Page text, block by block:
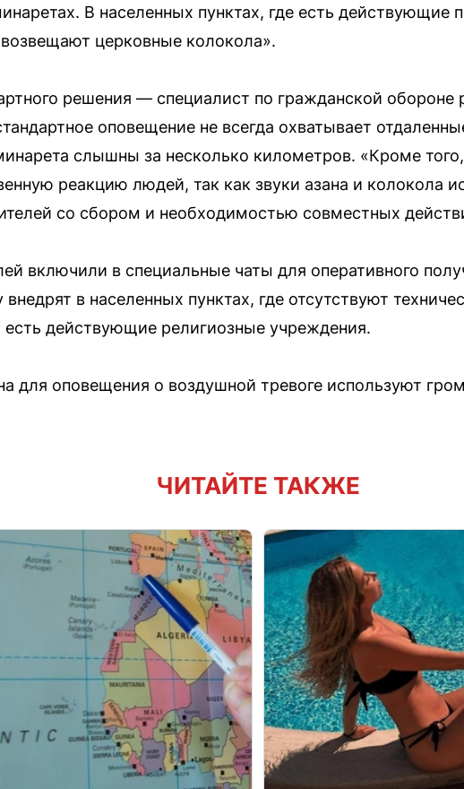
В населенных пунктах, где есть действующие
церковные колокола».
решения — специалист по гражданской обороне
оповещение не всегда охватывает
слышны за несколько километров. «Кроме
реакцию людей, так как звуки азана и колокола
со сбором и необходимостью совместных
включили в специальные чаты для оперативного
в населенных пунктах, где отсутствуют
есть действующие религиозные учреждения.
для оповещения о воздушной тревоге используют
ЧИТАЙТЕ ТАКЖЕ